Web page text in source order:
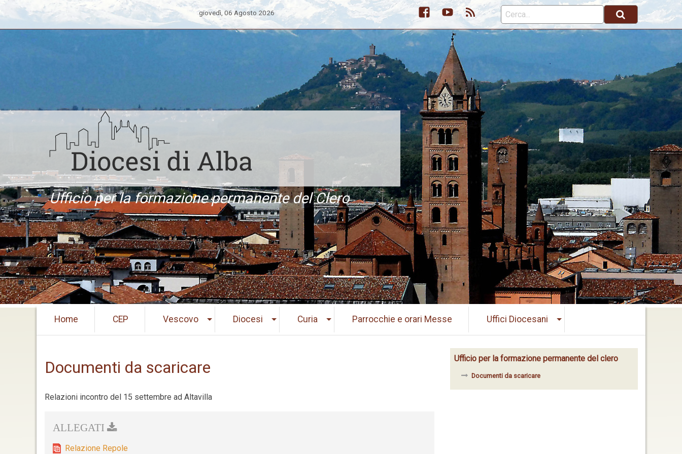
giovedì, 06 Agosto 2026
FacebookYoutubeFeed
Ufficio per la formazione permanente del Clero
Skip
Home CEP Vescovo Diocesi Curia Parrocchie e orari Messe Uffici Diocesani
Ufficio per la formazione permanente del clero
Documenti da scaricare
Documenti da scaricare
Relazioni incontro del 15 settembre ad Altavilla
Relazione Repole